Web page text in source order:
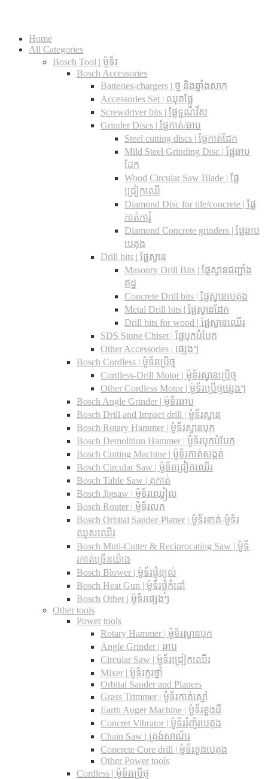
Home
All Categories
Bosch Tool | ម៉ូទ័រ
Bosch Accessories
Batteries-chargers | ថ្ម និងឆ្នាំងសាក
Accessories Set | ឈុតផ្លែ
Screwdriver bits | ផ្លែទួណឺវីស
Grinder Discs |​ ផ្លែកាត់/ឆាប
Steel cutting discs |​ ផ្លែកាត់ដែក
Mild Steel Grinding Disc | ផ្លែឆាប
ដែក
Wood Circular Saw Blade | ផ្លែ
ជ្រៀកឈើ
Diamond Disc for tile/concrete​ | ផ្លែ
កាត់ការ៉ូ
Diamond Concrete grinders | ផ្លែឆាប
បេតុង
Drill bits |​ ផ្លែស្វាន
Masonry Drill Bits |​ ផ្លែស្វានជញ្ជាំង
ឥដ្ឋ
Concrete Drill bits |​ ផ្លែស្វានបេតុង
Metal Drill bits |​ ផ្លែស្វានដែក
Drill bits for wood |​ ផ្លែស្វានឈើរ
SDS Stone Chiset |​ ផ្លែបុកបំបែក
Other Accessories | ផ្សេងៗ
Bosch Cordless | ម៉ូទ័រប្រើថ្ម
Cordless-Drill Motor | ម៉ូទ័រស្វានប្រើថ្ម
Other Cordless Motor | ម៉ូទ័រប្រើថ្មផ្សេងៗ
Bosch Angle Grinder | ម៉ូទ័រឆាប
Bosch Drill and Impact drill | ម៉ូទ័រស្វាន
Bosch Rotary Hammer | ម៉ូទ័រស្វានបុក
Bosch Demolition Hammer | ម៉ូទ័របុកបំបែក
Bosch Cutting Machine | ម៉ូទ័រកាត់សង្កត់
Bosch Circular Saw | ម៉ូទ័រជ្រៀកឈើរ
Bosch Table Saw | តុកាត់
Bosch Jigsaw | ម៉ូទ័រឈ្វៀល
Bosch Router | ម៉ូទ័រលក
Bosch Orbital Sander-Planer​ | ម៉ូទ័រខាត់-ម៉ូទ័រ
ឈូសឈើរ
Bosch Muti-Cutter & Reciprocating Saw​ | ម៉ូទ័
រកាត់ច្រើនយ៉ាង
Bosch Blower | ម៉ូទ័រផ្លុំខ្យល់
Bosch Heat Gun | ម៉ូទ័រផ្លុំកំដៅ
Bosch Other | ម៉ូទ័រផ្សេងៗ
Other tools
Power tools
Rotary Hammer | ម៉ូទ័រស្វានបុក
Angle Grinder | ឆាប
Circular Saw​ | ម៉ូទ័រជ្រៀកឈើរ
Mixer | ម៉ូទ័រកូរថ្នាំ
Orbital Sander and Planers
Grass Trimmer | ម៉ូទ័រកាត់ស្មៅ
Earth Auger Machine | ម៉ូទ័រខួងដី
Concret Vibrator | ម៉ូទ័ររំញ័របេតុង
Chain Saw | ត្រង់សាណ័រ
Concrete Core drill | ម៉ូទ័រខួងបេតុង
Other Power tools
Cordless​ | ម៉ូទ័រប្រើថ្ម